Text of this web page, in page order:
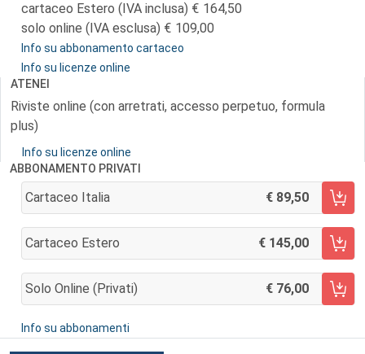
cartaceo Estero (IVA inclusa)
164,50
solo online (IVA esclusa)
109,00
Info su abbonamento cartaceo
Info su licenze online
ATENEI
Riviste online (con arretrati, accesso perpetuo, formula
plus)
Info su licenze online
ABBONAMENTO PRIVATI
Cartaceo Italia 89,50
AGGIUNGI AL CARRELLO
Cartaceo Estero 145,00
AGGIUNGI AL CARRELLO
Solo Online (privati) 76,00
AGGIUNGI AL CARRELLO
Info su abbonamenti